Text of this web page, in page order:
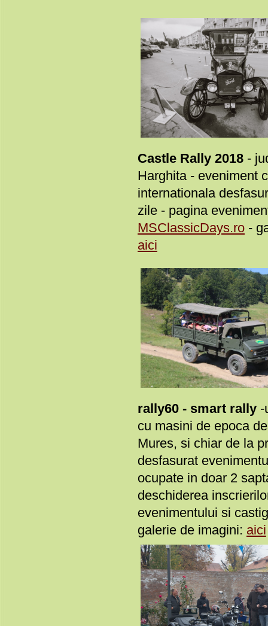
Castle Rally 2018 -
Harghita - eveniment
internationala
zile - pagina
MSClassicDays.ro -
aici
rally60 - smart rally -
cu masini de epoca
Mures, si chiar de la
desfasurat
ocupate in doar 2
deschiderea
evenimentului si
galerie de imagini: aici